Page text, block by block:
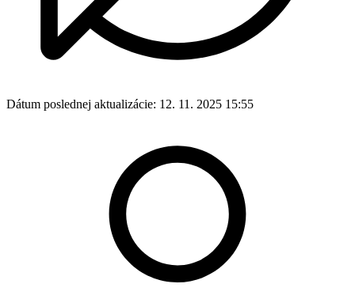
Dátum poslednej aktualizácie: 12. 11. 2025 15:55